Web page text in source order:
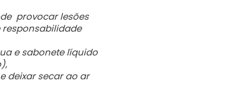
provocar lesões
e sabonete líquido
deixar secar ao ar